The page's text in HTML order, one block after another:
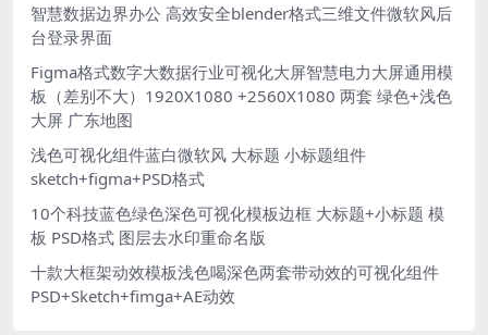
智慧数据边界办公 高效安全blender格式三维文件微软风后
台登录界面
Figma格式数字大数据行业可视化大屏智慧电力大屏通用模
板（差别不大）1920X1080 +2560X1080 两套 绿色+浅色
大屏 广东地图
浅色可视化组件蓝白微软风 大标题 小标题组件
sketch+figma+PSD格式
10个科技蓝色绿色深色可视化模板边框 大标题+小标题 模
板 PSD格式 图层去水印重命名版
十款大框架动效模板浅色喝深色两套带动效的可视化组件
PSD+Sketch+fimga+AE动效